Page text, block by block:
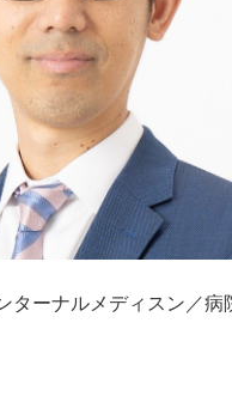
ターナルメディスン／病